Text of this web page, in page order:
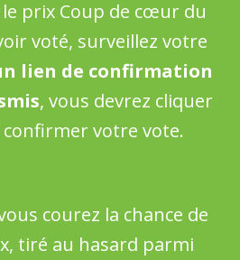
prix Coup de cœur du
voté, surveillez votre
lien de confirmation
, vous devrez cliquer
votre vote.
courez la chance de
tiré au hasard parmi